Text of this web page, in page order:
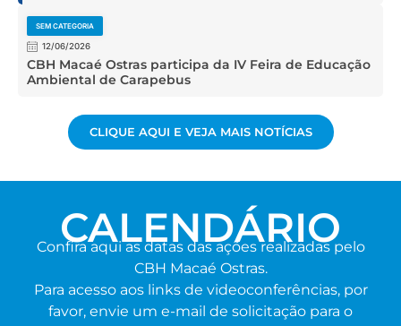
SEM CATEGORIA
12/06/2026
CBH Macaé Ostras participa da IV Feira de Educação
Ambiental de Carapebus
CLIQUE AQUI E VEJA MAIS NOTÍCIAS
CALENDÁRIO
Confira aqui as datas das ações realizadas pelo
CBH Macaé Ostras.
Para acesso aos links de videoconferências, por
favor, envie um e-mail de solicitação para o